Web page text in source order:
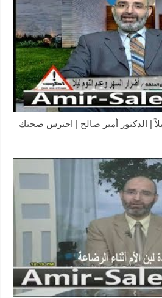
| الدكتور أمير صالح | احترس صحتك